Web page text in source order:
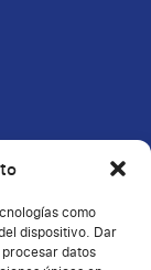
como
dispositivo. Dar
datos